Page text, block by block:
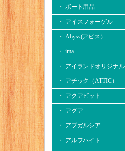
・ ボート用品
・ アイスフォーゲル
・ Abyss(アビス）
・ ima
・ アイランドオリジナル
・ アチック（ATTIC）
・ アクアビット
・ アグア
・ アブガルシア
・ アルフハイト